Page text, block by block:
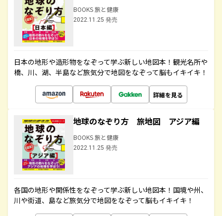
BOOKS 旅と健康
2022.11.25 発売
日本の地形や造形物をなぞって学ぶ新しい地図本！観光名所や
橋、川、湖、半島など旅気分で地図をなぞって脳もイキイキ！
詳細を見る
地球のなぞり方 旅地図 アジア編
BOOKS 旅と健康
2022.11.25 発売
各国の地形や関係性をなぞって学ぶ新しい地図本！国境や州、
川や街道、島など旅気分で地図をなぞって脳もイキイキ！